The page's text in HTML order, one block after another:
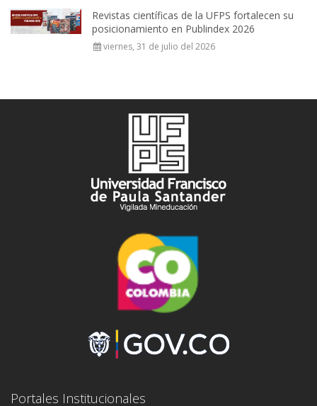
Revistas científicas de la UFPS fortalecen su
posicionamiento en Publindex 2026
viernes, 31 de julio del 2026
Portales Institucionales